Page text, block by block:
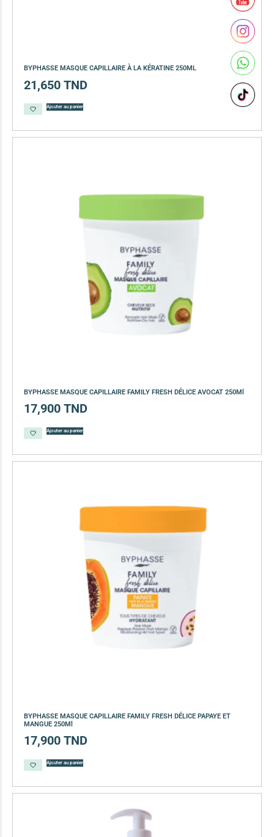
BYPHASSE MASQUE CAPILLAIRE À LA KÉRATINE 250ML
21,650 TND
Ajouter au panier
BYPHASSE MASQUE CAPILLAIRE FAMILY FRESH DÉLICE AVOCAT 250Ml
17,900 TND
Ajouter au panier
BYPHASSE MASQUE CAPILLAIRE FAMILY FRESH DÉLICE PAPAYE ET
MANGUE 250Ml
17,900 TND
Ajouter au panier